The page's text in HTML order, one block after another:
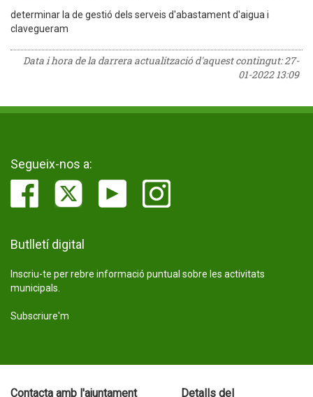
determinar la de gestió dels serveis d'abastament d'aigua i
clavegueram
Data i hora de la darrera actualització d'aquest contingut:27-
01-2022 13:09
Segueix-nos a:
Butlletí digital
Inscriu-te per rebre informació puntual sobre les activitats
municipals.
Subscriure'm
Contacta amb l'ajuntament Detalls del